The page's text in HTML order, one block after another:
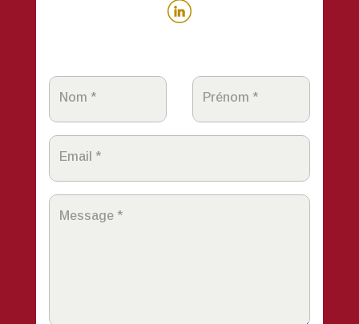
Nom * Prénom *
Email *
Message *